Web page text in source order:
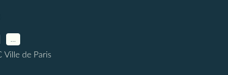
Ville de Paris